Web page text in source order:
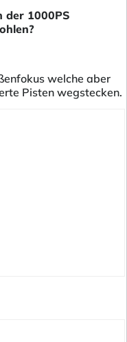
der 1000PS
welche aber
Pisten wegstecken.